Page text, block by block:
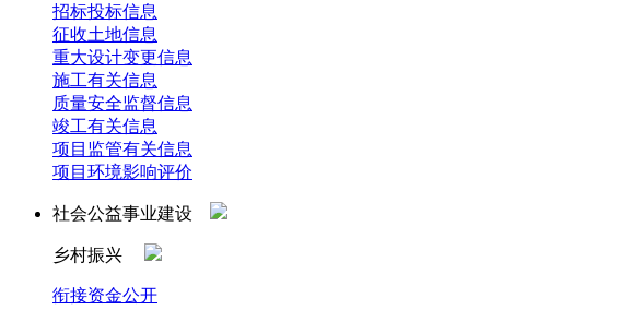
招标投标信息
征收土地信息
重大设计变更信息
施工有关信息
质量安全监督信息
竣工有关信息
项目监管有关信息
项目环境影响评价
社会公益事业建设
乡村振兴
衔接资金公开